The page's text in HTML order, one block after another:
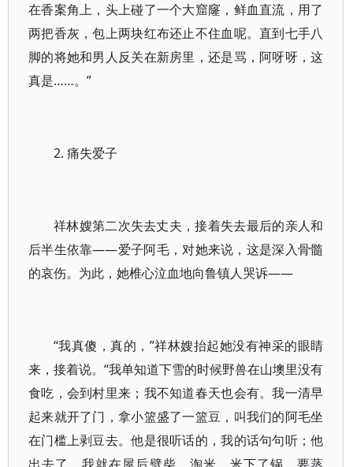
在香案角上，头上碰了一个大窟窿，鲜血直流，用了
两把香灰，包上两块红布还止不住血呢。直到七手八
脚的将她和男人反关在新房里，还是骂，阿呀呀，这
真是……。”
2. 痛失爱子
祥林嫂第二次失去丈夫，接着失去最后的亲人和
后半生依靠——爱子阿毛，对她来说，这是深入骨髓
的哀伤。为此，她椎心泣血地向鲁镇人哭诉——
“我真傻，真的，”祥林嫂抬起她没有神采的眼睛
来，接着说。“我单知道下雪的时候野兽在山墺里没有
食吃，会到村里来；我不知道春天也会有。我一清早
起来就开了门，拿小篮盛了一篮豆，叫我们的阿毛坐
在门槛上剥豆去。他是很听话的，我的话句句听；他